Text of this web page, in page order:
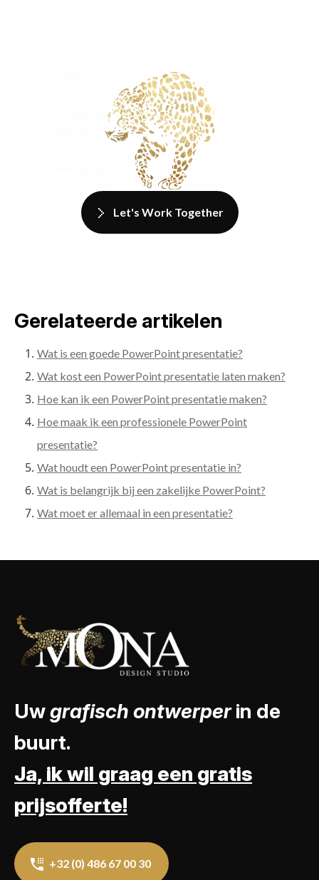
Let's Work Together
Gerelateerde artikelen
Wat is een goede PowerPoint presentatie?
Wat kost een PowerPoint presentatie laten maken?
Hoe kan ik een PowerPoint presentatie maken?
Hoe maak ik een professionele PowerPoint
presentatie?
Wat houdt een PowerPoint presentatie in?
Wat is belangrijk bij een zakelijke PowerPoint?
Wat moet er allemaal in een presentatie?
Uwgrafisch ontwerperin de
buurt.
Ja, ik wil graag een gratis
prijsofferte!
+32 (0) 486 67 00 30